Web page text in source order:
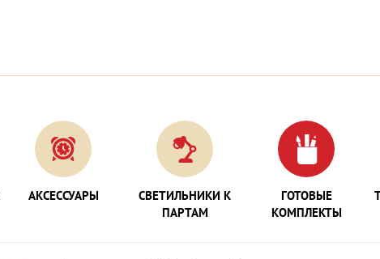
АКСЕССУАРЫ
СВЕТИЛЬНИКИ К
ПАРТАМ
ГОТОВЫЕ
КОМПЛЕКТЫ